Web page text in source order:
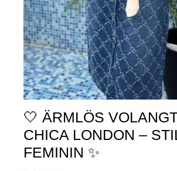
🤍 ÄRMLÖS
CHICA LONDON –
FEMININ ✨